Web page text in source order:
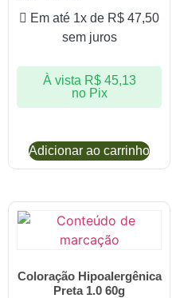
Em até 1x de R$ 47,50
sem juros
À vista R$45,13
no Pix
Adicionar ao carrinho
Coloração Hipoalergênica
Preta 1.0 60g